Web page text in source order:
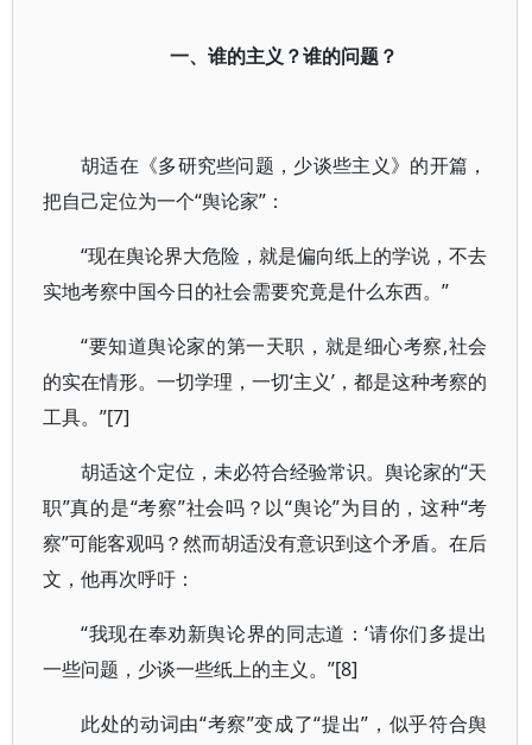
一、谁的主义？谁的问题？
胡适在《多研究些问题，少谈些主义》的开篇，
把自己定位为一个“舆论家”：
“现在舆论界大危险，就是偏向纸上的学说，不去
实地考察中国今日的社会需要究竟是什么东西。”
“要知道舆论家的第一天职，就是细心考察,社会
的实在情形。一切学理，一切‘主义’，都是这种考察的
工具。”[7]
胡适这个定位，未必符合经验常识。舆论家的“天
职”真的是“考察”社会吗？以“舆论”为目的，这种“考
察”可能客观吗？然而胡适没有意识到这个矛盾。在后
文，他再次呼吁：
“我现在奉劝新舆论界的同志道：‘请你们多提出
一些问题，少谈一些纸上的主义。”[8]
此处的动词由“考察”变成了“提出”，似乎符合舆